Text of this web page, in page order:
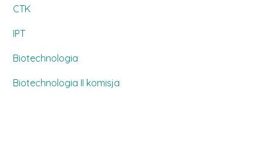
CTK
IPT
Biotechnologia
Biotechnologia II komisja